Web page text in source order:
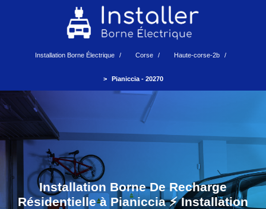
Installation Borne Électrique Corse Haute-corse-2b
Pianiccia - 20270
Installation Borne De Recharge
Résidentielle à Pianiccia ⚡️ Installation